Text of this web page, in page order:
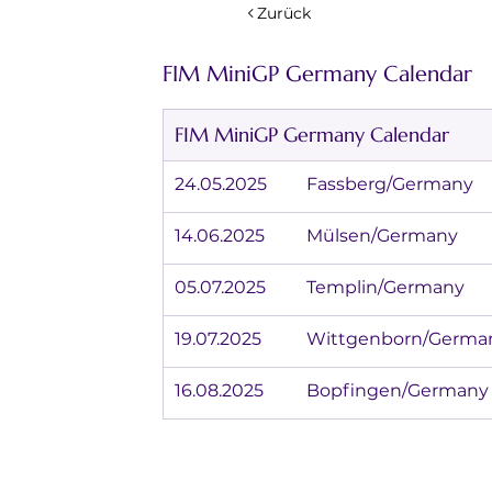
Zurück
FIM MiniGP Germany Calendar
FIM MiniGP Germany Calendar
24.05.2025	Fassberg/Germany
14.06.2025	Mülsen/Germany
05.07.2025	Templin/Germany
19.07.2025	Wittgenborn/
16.08.2025	Bopfingen/Germany